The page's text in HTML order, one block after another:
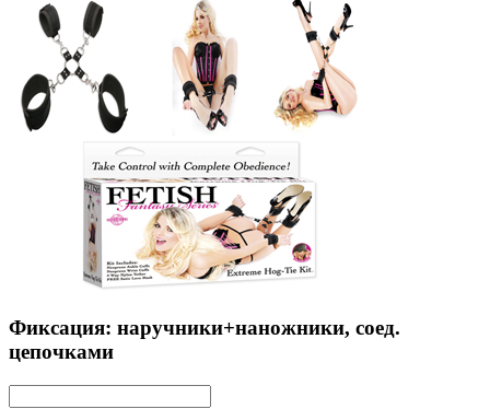
Фиксация: наручники+наножники, соед.
цепочками